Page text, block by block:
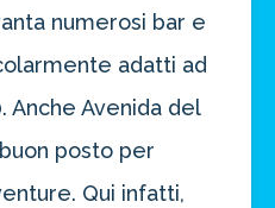
numerosi bar e
adatti ad
Anche Avenida del
posto per
Qui infatti,